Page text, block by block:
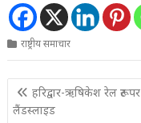
राष्ट्रीय समाचार
Post
navigation
हरिद्वार-ऋषिकेश रेल रूट पर
लैंडस्लाइड